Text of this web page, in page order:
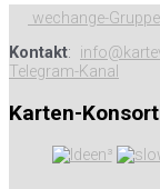
wechange-Gruppe
Kontakt:
Telegram-Kanal
Karten-